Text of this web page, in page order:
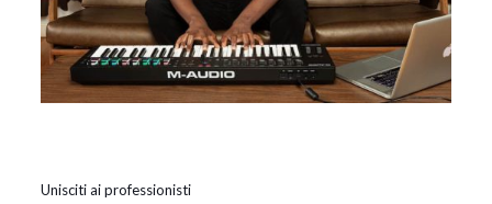
Unisciti ai professionisti